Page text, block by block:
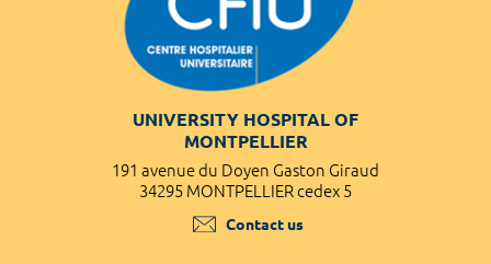
UNIVERSITY HOSPITAL OF
MONTPELLIER
191 avenue du Doyen Gaston Giraud
34295 MONTPELLIER cedex 5
Contact us